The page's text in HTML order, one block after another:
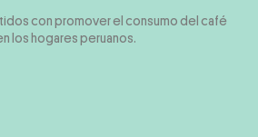
con promover el consumo del café
los hogares peruanos.